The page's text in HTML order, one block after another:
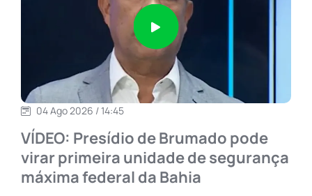
04 Ago 2026 / 14:45
VÍDEO: Presídio de Brumado pode
virar primeira unidade de segurança
máxima federal da Bahia